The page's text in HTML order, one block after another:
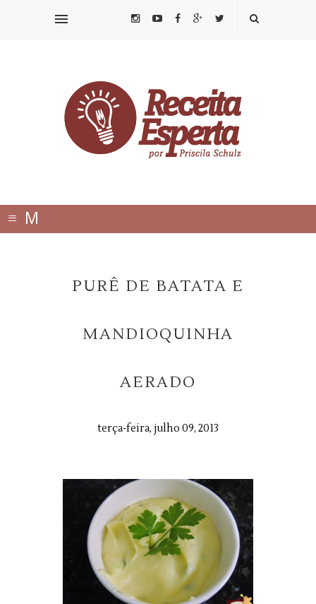
≡ M
PURÊ DE BATATA E
MANDIOQUINHA
AERADO
terça-feira, julho 09, 2013